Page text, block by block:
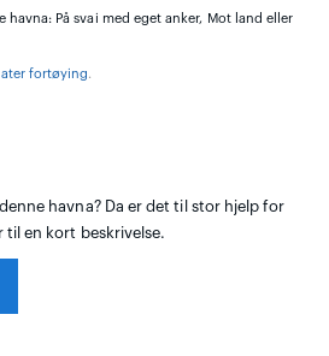
På svai med eget anker, Mot land eller
fortøying.
havna? Da er det til stor hjelp for
en kort beskrivelse.